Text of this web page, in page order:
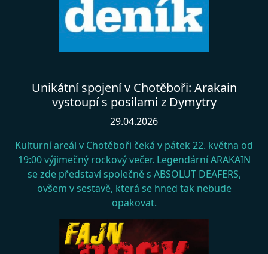
Unikátní spojení v Chotěboři: Arakain
vystoupí s posilami z Dymytry
29.04.2026
Kulturní areál v Chotěboři čeká v pátek 22. května od
19:00 výjimečný rockový večer. Legendární ARAKAIN
se zde představí společně s ABSOLUT DEAFERS,
ovšem v sestavě, která se hned tak nebude
opakovat.